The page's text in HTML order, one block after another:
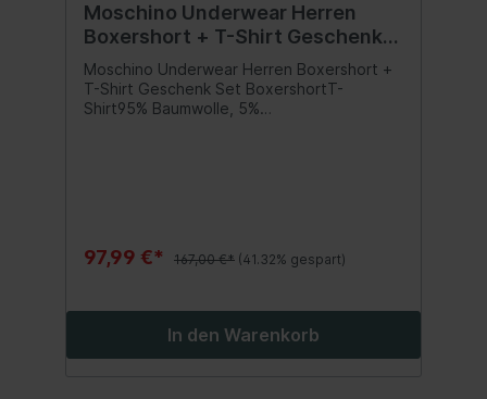
Moschino Underwear Herren
Boxershort + T-Shirt Geschenk
Set Gr. XL
Moschino Underwear Herren Boxershort +
T-Shirt Geschenk Set BoxershortT-
Shirt95% Baumwolle, 5%
97,99 €* 167,00 €* (41.32% gespart)
In den Warenkorb